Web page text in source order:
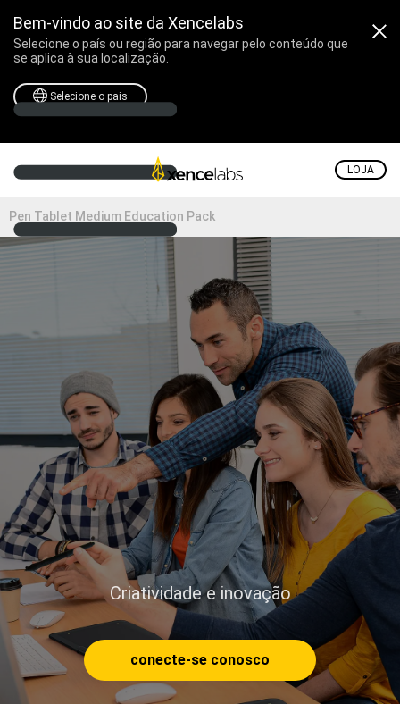
Bem-vindo ao site da Xencelabs
Selecione o país ou região para navegar pelo conteúdo que
se aplica à sua localização.
Selecione o pais
LOJA
Pen Tablet Medium Education Pack
Criatividade e inovação
conecte-se conosco